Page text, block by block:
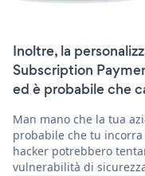
Inoltre, la
Subscription
ed è probabile che
Man mano che la tua
probabile che tu
hacker potrebbero
vulnerabilità di